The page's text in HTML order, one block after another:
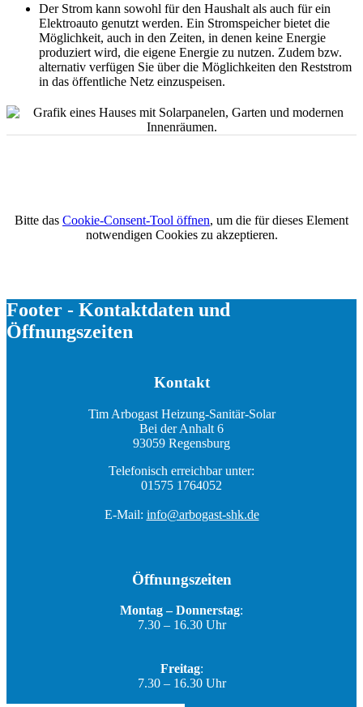
Der Strom kann sowohl für den Haushalt als auch für ein
Elektroauto genutzt werden. Ein Stromspeicher bietet die
Möglichkeit, auch in den Zeiten, in denen keine Energie
produziert wird, die eigene Energie zu nutzen. Zudem bzw.
alternativ verfügen Sie über die Möglichkeiten den Reststrom
in das öffentliche Netz einzuspeisen.
Bitte das Cookie-Consent-Tool öffnen, um die für dieses Element
notwendigen Cookies zu akzeptieren.
Footer - Kontaktdaten und
Öffnungszeiten
Kontakt
Tim Arbogast Heizung-Sanitär-Solar
Bei der Anhalt 6
93059 Regensburg
Telefonisch erreichbar unter:
01575 1764052
E-Mail: info@arbogast-shk.de
Öffnungszeiten
Montag – Donnerstag:
7.30 – 16.30 Uhr
Freitag:
7.30 – 16.30 Uhr